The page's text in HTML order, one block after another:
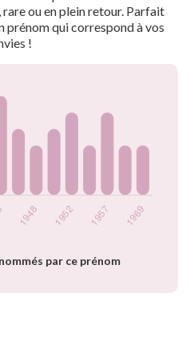
ou en plein retour. Parfait
prénom qui correspond à vos
!
par ce prénom